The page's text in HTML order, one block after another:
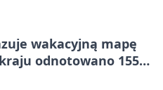
wakacyjną mapę
odnotowano 155